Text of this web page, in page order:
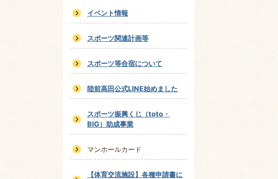
イベント情報
スポーツ関連計画等
スポーツ等合宿について
陸前高田公式LINE始めました
スポーツ振興くじ（toto・
BIG）助成事業
マンホールカード
【体育交流施設】各種申請書に